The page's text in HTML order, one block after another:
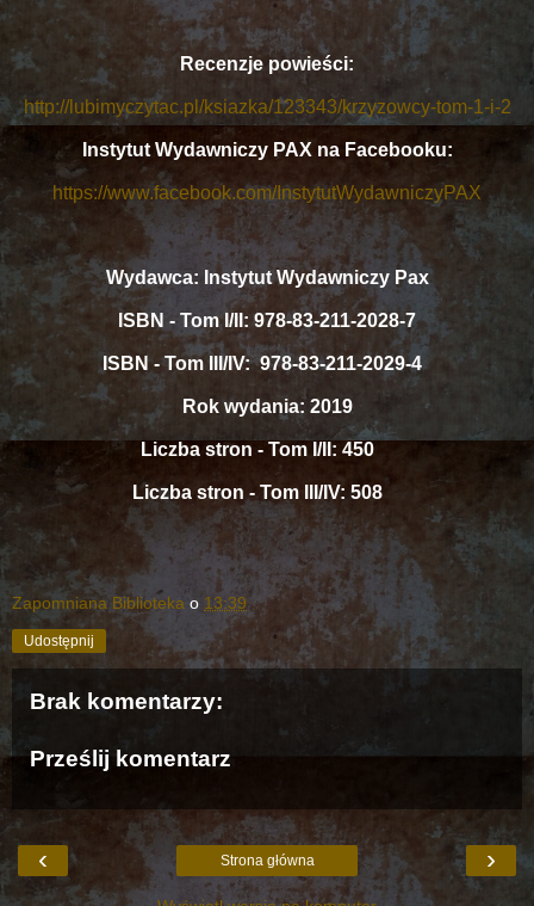
Recenzje powieści:
http://lubimyczytac.pl/ksiazka/123343/krzyzowcy-tom-1-i-2
Instytut Wydawniczy PAX na Facebooku:
https://www.facebook.com/InstytutWydawniczyPAX
Wydawca: Instytut Wydawniczy Pax
ISBN - Tom I/II: 978-83-211-2028-7
ISBN - Tom III/IV: 978-83-211-2029-4
Rok wydania: 2019
Liczba stron - Tom I/II: 450
Liczba stron - Tom III/IV: 508
Zapomniana Biblioteka o 13:39
Udostępnij
Brak komentarzy:
Prześlij komentarz
‹ ›
Strona główna